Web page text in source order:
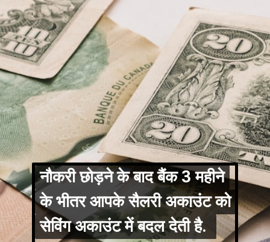
नौकरी छोड़ने के बाद बैंक 3 महीने
के भीतर आपके सैलरी अकाउंट को
सेविंग अकाउंट में बदल देती है.
नौकरी छोड़ने के बाद बैंक 3 महीने
के भीतर आपके सैलरी अकाउंट को
सेविंग अकाउंट में बदल देती है.